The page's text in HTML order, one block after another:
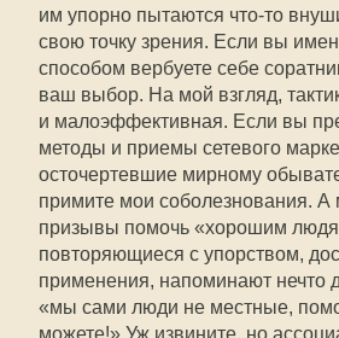
им упорно пытаются что-то
свою точку зрения. Если вы
способом вербуете себе
ваш выбор. На мой взгляд,
и малоэффективная. Если вы
методы и приемы сетевого
осточертевшие мирному
примите мои соболезнования. А
призывы помочь «хорошим
повторяющиеся с упорством,
применения, напоминают нечто
«мы сами люди не местные,
можете!» Уж извините, но